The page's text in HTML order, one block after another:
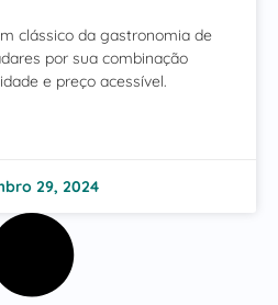
clássico da gastronomia de
por sua combinação
e preço acessível.
29, 2024